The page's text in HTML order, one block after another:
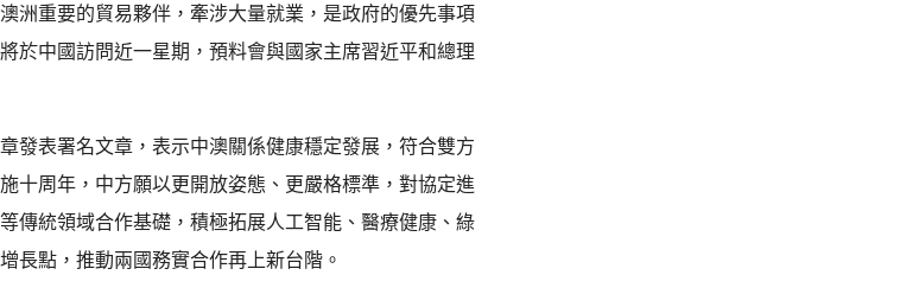
洲重要的貿易夥伴，牽涉大量就業，是政府的優先事項
於中國訪問近一星期，預料會與國家主席習近平和總理
發表署名文章，表示中澳關係健康穩定發展，符合雙方
十周年，中方願以更開放姿態、更嚴格標準，對協定進
傳統領域合作基礎，積極拓展人工智能、醫療健康、綠
長點，推動兩國務實合作再上新台階。